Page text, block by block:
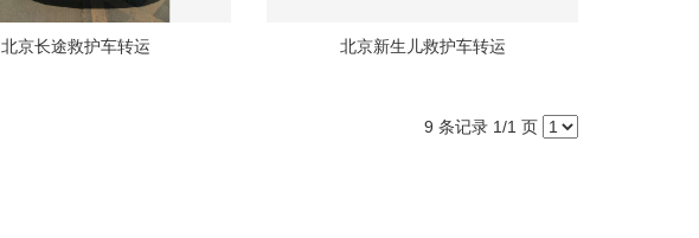
北京长途救护车转运 北京新生儿救护车转运
9 条记录 1/1 页